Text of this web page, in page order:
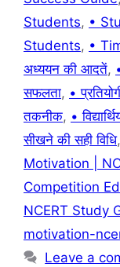
Students, •
Students, •
अध्ययन की आदतें,
सफलता, •
तकनीक, •
सीखने की सही विधि,
Motivation |
Competition
NCERT Study
motivation-
Leave a